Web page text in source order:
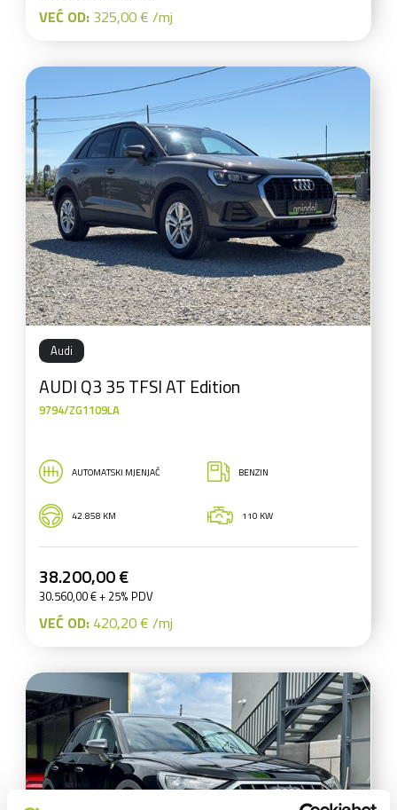
VEĆ OD: 325,00 € /mj
Audi
AUDI Q3 35 TFSI AT Edition
9794/ZG1109LA
AUTOMATSKI MJENJAČ BENZIN
42.858 KM 110 KW
38.200,00 €
30.560,00 € + 25% PDV
VEĆ OD: 420,20 € /mj